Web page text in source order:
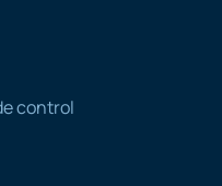
control